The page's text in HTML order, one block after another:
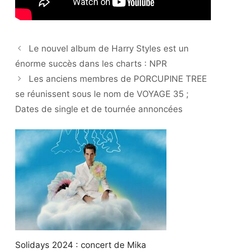
Le nouvel album de Harry Styles est un
énorme succès dans les charts : NPR
Les anciens membres de PORCUPINE TREE
se réunissent sous le nom de VOYAGE 35 ;
Dates de single et de tournée annoncées
Solidays 2024 : concert de Mika